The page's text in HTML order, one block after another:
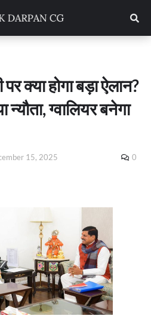
क्या होगा बड़ा ऐलान?
ग्वालियर बनेगा
15, 2025 0